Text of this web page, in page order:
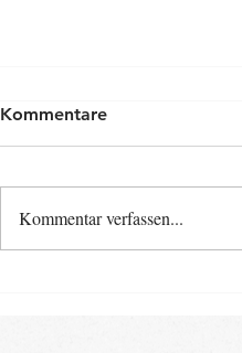
Kommentare
Kommentar verfassen...